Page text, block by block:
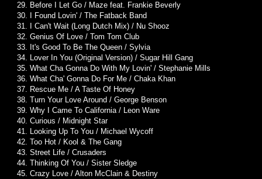
29. Before I Let Go / Maze feat. Frankie Beverly
30. I Found Lovin' / The Fatback Band
31. I Can't Wait (Long Dutch Mix) / Nu Shooz
32. Genius Of Love / Tom Tom Club
33. It's Good To Be The Queen / Sylvia
34. Lover In You (Original Version) / Sugar Hill Gang
35. What Cha Gonna Do With My Lovin' / Stephanie Mills
36. What Cha' Gonna Do For Me / Chaka Khan
37. Rescue Me / A Taste Of Honey
38. Turn Your Love Around / George Benson
39. Why I Came To California / Leon Ware
40. Curious / Midnight Star
41. Looking Up To You / Michael Wycoff
42. Too Hot / Kool & The Gang
43. Street Life / Crusaders
44. Thinking Of You / Sister Sledge
45. Crazy Love / Alton McClain & Destiny